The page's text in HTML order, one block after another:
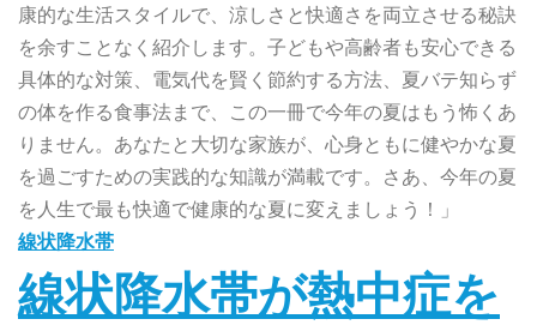
康的な生活スタイルで、涼しさと快適さを両立させる秘訣
を余すことなく紹介します。子どもや高齢者も安心できる
具体的な対策、電気代を賢く節約する方法、夏バテ知らず
の体を作る食事法まで、この一冊で今年の夏はもう怖くあ
りません。あなたと大切な家族が、心身ともに健やかな夏
を過ごすための実践的な知識が満載です。さあ、今年の夏
を人生で最も快適で健康的な夏に変えましょう！」
線状降水帯
線状降水帯が熱中症を